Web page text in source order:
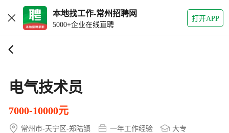
本地找工作-常州招聘网
5000+企业在线直聘
打开APP
电气技术员
7000-10000元
常州市-天宁区-郑陆镇 一年工作经验 大专